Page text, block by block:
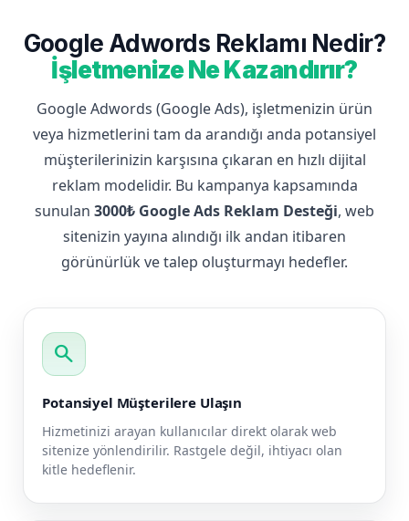
Google Adwords Reklamı Nedir?
İşletmenize Ne Kazandırır?
Google Adwords (Google Ads), işletmenizin ürün
veya hizmetlerini tam da arandığı anda potansiyel
müşterilerinizin karşısına çıkaran en hızlı dijital
reklam modelidir. Bu kampanya kapsamında
sunulan 3000₺ Google Ads Reklam Desteği, web
sitenizin yayına alındığı ilk andan itibaren
görünürlük ve talep oluşturmayı hedefler.
search
Potansiyel Müşterilere Ulaşın
Hizmetinizi arayan kullanıcılar direkt olarak web
sitenize yönlendirilir. Rastgele değil, ihtiyacı olan
kitle hedeflenir.